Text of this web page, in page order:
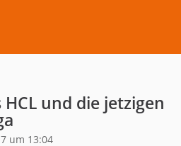
und die jetzigen
um 13:04